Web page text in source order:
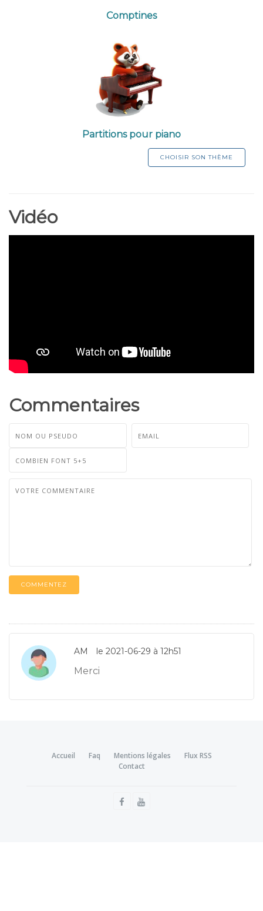
Comptines
Partitions pour piano
CHOISIR SON THÈME
Vidéo
Commentaires
COMMENTEZ
AM le 2021-06-29 à 12h51
Merci
Accueil Faq Mentions légales
Flux RSS
Contact